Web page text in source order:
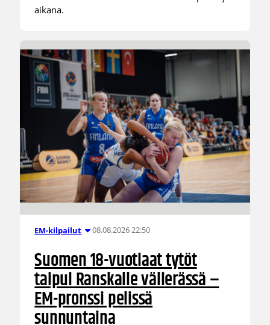
aikana.
EM-kilpailut 08.08.2026 22:50
Suomen 18-vuotiaat tytöt
taipui Ranskalle välierässä –
EM-pronssi pelissä
sunnuntaina